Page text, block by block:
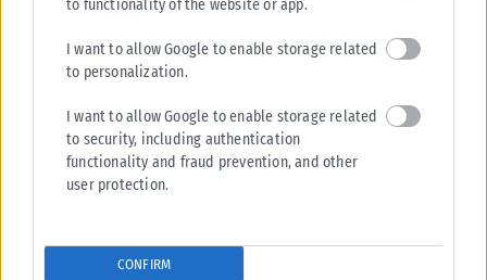
to functionality of the website or app.
I want to allow Google to enable storage related
to personalization.
I want to allow Google to enable storage related
to security, including authentication
functionality and fraud prevention, and other
user protection.
CONFIRM